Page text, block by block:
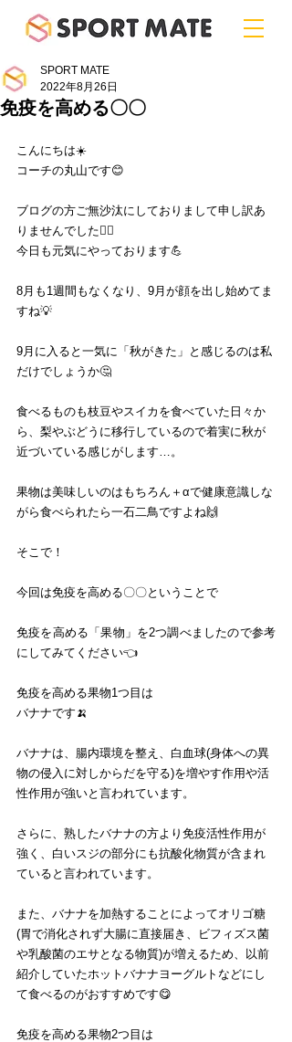
免疫を高める〇〇
SPORT MATE
2022年8月26日
こんにちは☀️
コーチの丸山です😊
ブログの方ご無沙汰にしておりまして申し訳あ
りませんでした🙇‍♂️
今日も元気にやっております💪
8月も1週間もなくなり、9月が顔を出し始めてま
すね💡
9月に入ると一気に「秋がきた」と感じるのは私
だけでしょうか🤔
食べるものも枝豆やスイカを食べていた日々か
ら、梨やぶどうに移行しているので着実に秋が
近づいている感じがします…。
果物は美味しいのはもちろん＋αで健康意識しな
がら食べられたら一石二鳥ですよね🙌
そこで！
今回は免疫を高める〇〇ということで
免疫を高める「果物」を2つ調べましたので参考
にしてみてください👈
免疫を高める果物1つ目は
バナナです🍌
バナナは、腸内環境を整え、白血球(身体への異
物の侵入に対しからだを守る)を増やす作用や活
性作用が強いと言われています。
さらに、熟したバナナの方より免疫活性作用が
強く、白いスジの部分にも抗酸化物質が含まれ
ていると言われています。
また、バナナを加熱することによってオリゴ糖
(胃で消化されず大腸に直接届き、ビフィズス菌
や乳酸菌のエサとなる物質)が増えるため、以前
紹介していたホットバナナヨーグルトなどにし
て食べるのがおすすめです😋
免疫を高める果物2つ目は